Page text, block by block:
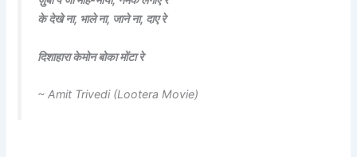
के देखे ना, भाले ना, जाने ना, दाए रे
दिशाहारा केमोन बोका मोंटा रे
~ Amit Trivedi (Lootera Movie)